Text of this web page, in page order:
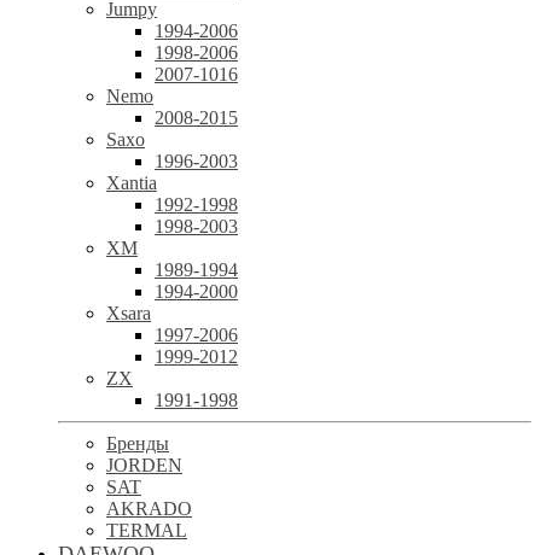
Jumpy
1994-2006
1998-2006
2007-1016
Nemo
2008-2015
Saxo
1996-2003
Xantia
1992-1998
1998-2003
XM
1989-1994
1994-2000
Xsara
1997-2006
1999-2012
ZX
1991-1998
Бренды
JORDEN
SAT
AKRADO
TERMAL